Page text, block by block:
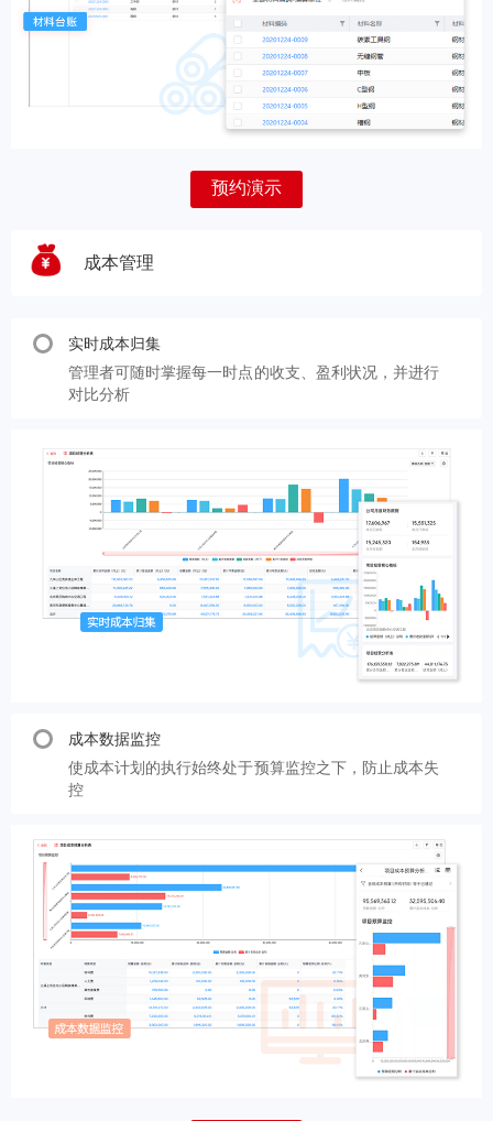
预约演示
成本管理
实时成本归集
管理者可随时掌握每一时点的收支、盈利状况，并进行
对比分析
成本数据监控
使成本计划的执行始终处于预算监控之下，防止成本失
控